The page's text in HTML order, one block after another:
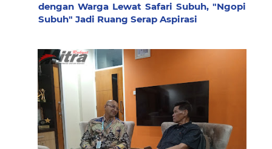
dengan Warga Lewat Safari Subuh, "Ngopi
Subuh" Jadi Ruang Serap Aspirasi